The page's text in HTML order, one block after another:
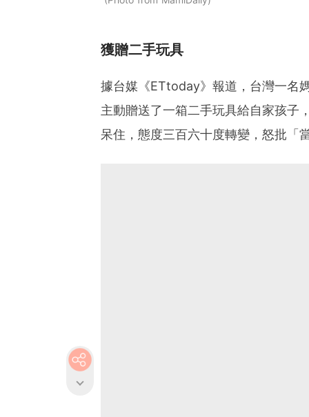
獲贈二手玩具
據台媒《ETtoday》報道，台灣一名
主動贈送了一箱二手玩具給自家孩子
呆住，態度三百六十度轉變，怒批「